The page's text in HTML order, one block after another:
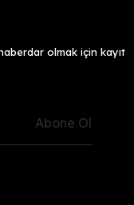
olmak için kayıt
Abone Ol